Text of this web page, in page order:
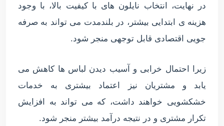
در نهایت، انتخاب نایلون های با کیفیت بالا، با وجود
هزینه ی ابتدایی بیشتر، در بلندمدت می تواند به صرفه
جویی اقتصادی قابل توجهی منجر شود.
زیرا احتمال خرابی و آسیب دیدن لباس ها کاهش می
یابد و مشتریان نیز اعتماد بیشتری به خدمات
خشکشویی خواهند داشت، که می تواند به افزایش
تکرار مشتری و در نتیجه درآمد بیشتر منجر شود.